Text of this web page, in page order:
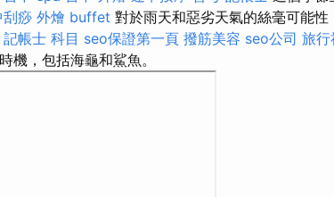
刮痧 外燴 buffet 對於雨天和惡劣天氣的絲毫可能
記帳士 科目 seo保證第一頁 撥筋美容 seo公司 旅行
機，包括海龜和鯊魚。